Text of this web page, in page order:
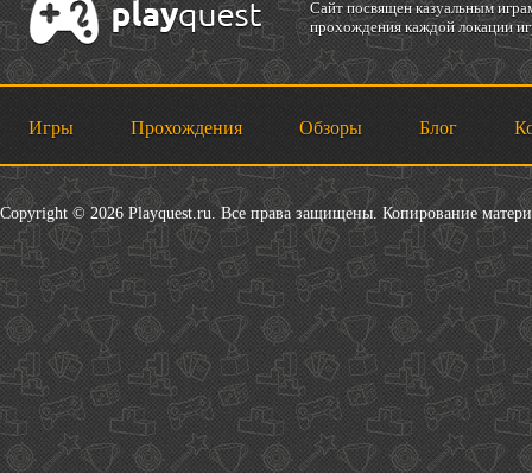
Cайт посвящен казуальным
прохождения каждой локации
Игры Прохождения Обзоры Блог
Copyright © 2026 Playquest.ru. Все права защищены. Копирование